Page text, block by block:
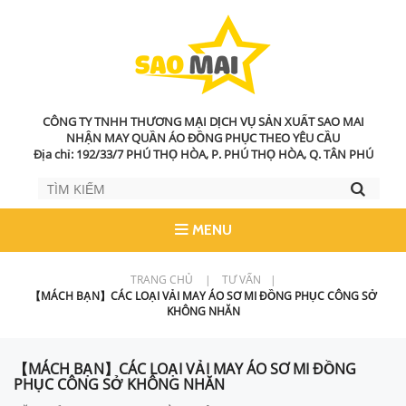
CÔNG TY TNHH THƯƠNG MẠI DỊCH VỤ SẢN XUẤT SAO MAI
NHẬN MAY QUẦN ÁO ĐỒNG PHỤC THEO YÊU CẦU
Địa chỉ: 192/33/7 PHÚ THỌ HÒA, P. PHÚ THỌ HÒA, Q. TÂN PHÚ
MENU
TRANG CHỦ | TƯ VẤN
|
【MÁCH BẠN】CÁC LOẠI VẢI MAY ÁO SƠ MI ĐỒNG PHỤC CÔNG SỞ
KHÔNG NHĂN
【MÁCH BẠN】CÁC LOẠI VẢI MAY ÁO SƠ MI ĐỒNG
PHỤC CÔNG SỞ KHÔNG NHĂN